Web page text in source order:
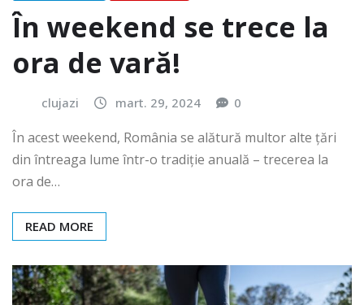
În weekend se trece la
ora de vară!
clujazi mart. 29, 2024 0
În acest weekend, România se alătură multor alte țări
din întreaga lume într-o tradiție anuală – trecerea la
ora de…
READ MORE